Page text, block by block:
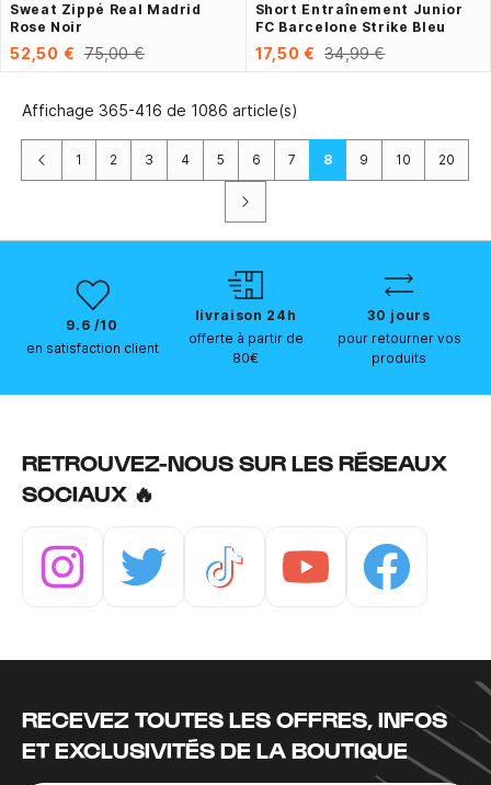
Sweat Zippé Real Madrid
Rose Noir
52,50 € 75,00 €
Short Entraînement Junior
FC Barcelone Strike Bleu
17,50 € 34,99 €
Affichage 365-416 de 1086 article(s)
Précédent
1 2 3 4 5 6 7 8 9 10 20
Suivant
9.6 /10
en satisfaction client
livraison 24h
offerte à partir de
80€
30 jours
pour retourner vos
produits
RETROUVEZ-NOUS SUR LES RÉSEAUX
SOCIAUX 🔥
RECEVEZ TOUTES LES OFFRES, INFOS
ET EXCLUSIVITÉS DE LA BOUTIQUE